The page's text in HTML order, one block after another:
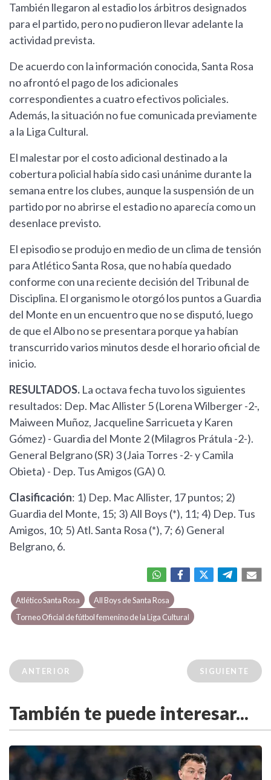
También llegaron al estadio los árbitros designados
para el partido, pero no pudieron llevar adelante la
actividad prevista.
De acuerdo con la información conocida, Santa Rosa
no afrontó el pago de los adicionales
correspondientes a cuatro efectivos policiales.
Además, la situación no fue comunicada previamente
a la Liga Cultural.
El malestar por el costo adicional destinado a la
cobertura policial había sido casi unánime durante la
semana entre los clubes, aunque la suspensión de un
partido por no abrirse el estadio no aparecía como un
desenlace previsto.
El episodio se produjo en medio de un clima de tensión
para Atlético Santa Rosa, que no había quedado
conforme con una reciente decisión del Tribunal de
Disciplina. El organismo le otorgó los puntos a Guardia
del Monte en un encuentro que no se disputó, luego
de que el Albo no se presentara porque ya habían
transcurrido varios minutos desde el horario oficial de
inicio.
RESULTADOS. La octava fecha tuvo los siguientes
resultados: Dep. Mac Allister 5 (Lorena Wilberger -2-,
Maiween Muñoz, Jacqueline Sarricueta y Karen
Gómez) - Guardia del Monte 2 (Milagros Prátula -2-).
General Belgrano (SR) 3 (Jaia Torres -2- y Camila
Obieta) - Dep. Tus Amigos (GA) 0.
Clasificación: 1) Dep. Mac Allister, 17 puntos; 2)
Guardia del Monte, 15; 3) All Boys (*), 11; 4) Dep. Tus
Amigos, 10; 5) Atl. Santa Rosa (*), 7; 6) General
Belgrano, 6.
Atlético Santa Rosa
All Boys de Santa Rosa
Torneo Oficial de fútbol femenino de la Liga Cultural
ANTERIOR SIGUIENTE
También te puede interesar...